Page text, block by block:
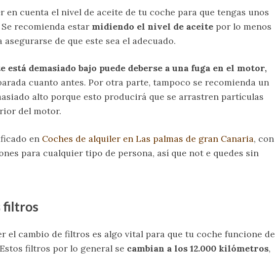
en cuenta el nivel de aceite de tu coche para que tengas unos
recomienda estar midiendo el nivel de aceite por lo menos
asegurarse de que este sea el adecuado.
está demasiado bajo puede deberse a una fuga en el motor,
cuanto antes. Por otra parte, tampoco se recomienda un
alto porque esto producirá que se arrastren partículas
del motor.
en Coches de alquiler en Las palmas de gran Canaria, con
para cualquier tipo de persona, así que not e quedes sin
filtros
el cambio de filtros es algo vital para que tu coche funcione de
filtros por lo general se cambian a los 12.000 kilómetros,